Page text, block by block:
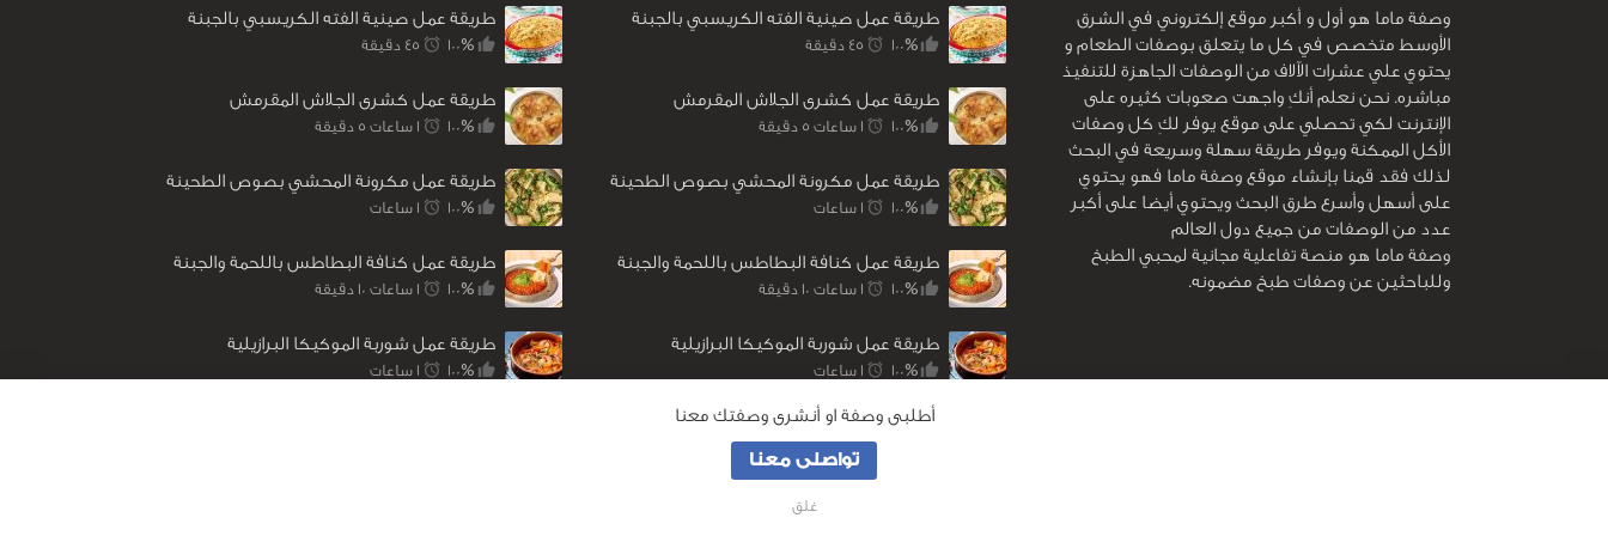
أطلبى وصفة او أنشرى وصفتك معنا
تواصلى معنا
غلق
طريقة عمل صينية الفته الكريسبي بالجبنة
100% 45 ‎دقيقة
طريقة عمل كشرى الجلاش المقرمش
100% 1 ساعات 5 ‎دقيقة
طريقة عمل مكرونة المحشي بصوص الطحينة
100% 1 ساعات
طريقة عمل كنافة البطاطس باللحمة والجبنة
100% 1 ساعات 10 ‎دقيقة
طريقة عمل شوربة الموكيكا البرازيلية
100% 1 ساعات
طريقة عمل صينية الفته الكريسبي بالجبنة
100% 45 ‎دقيقة
طريقة عمل كشرى الجلاش المقرمش
100% 1 ساعات 5 ‎دقيقة
طريقة عمل مكرونة المحشي بصوص الطحينة
100% 1 ساعات
طريقة عمل كنافة البطاطس باللحمة والجبنة
100% 1 ساعات 10 ‎دقيقة
طريقة عمل شوربة الموكيكا البرازيلية
100% 1 ساعات
وصفة ماما هو أول و أكبر موقع إلكتروني في الشرق
الأوسط متخصص في كل ما يتعلق بوصفات الطعام و
يحتوي علي عشرات الآلاف من الوصفات الجاهزة للتنفيذ
مباشره. نحن نعلم أنكِ واجهت صعوبات كثيره على
الإنترنت لكي تحصلي على موقع يوفر لكِ كل وصفات
الأكل الممكنة ويوفر طريقة سهلة وسريعة في البحث
لذلك فقد قمنا بإنشاء موقع وصفة ماما فهو يحتوي
على أسهل وأسرع طرق البحث ويحتوي أيضا على أكبر
عدد من الوصفات من جميع دول العالم
وصفة ماما هو منصة تفاعلية مجانية لمحبي الطبخ
وللباحثين عن وصفات طبخ مضمونه.